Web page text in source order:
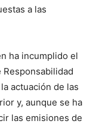
a las
ha incumplido el
actuación de las
y, aunque se ha
las emisiones de